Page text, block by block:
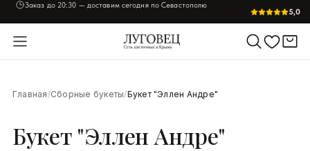
Заказ до 20:30 — доставим сегодня по Севастополю
5,0
Главная/Сборные букеты/Букет "Эллен Андре"
Букет "Эллен Андре"